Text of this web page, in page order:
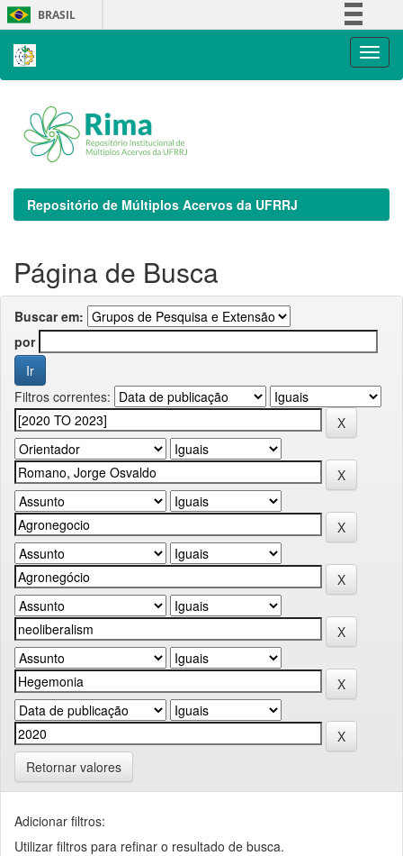
Skip
navigation
BRASIL
Repositório de Múltiplos Acervos da UFRRJ
Página de Busca
Buscar em:
por
Filtros correntes:
Retornar valores
Adicionar filtros:
Utilizar filtros para refinar o resultado de busca.